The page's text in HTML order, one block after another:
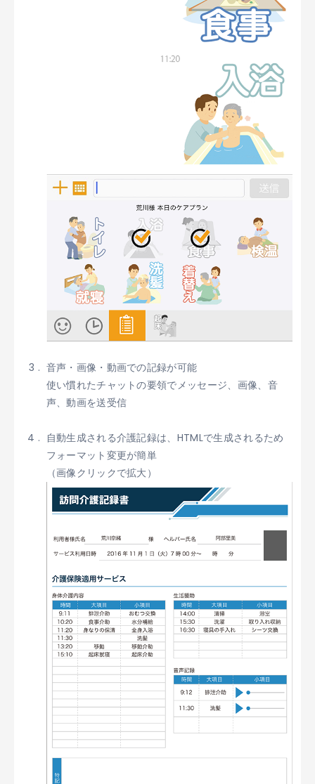
音声・画像・動画での記録が可能
使い慣れたチャットの要領でメッセージ、画像、音
声、動画を送受信
自動生成される介護記録は、HTMLで生成されるため
フォーマット変更が簡単
（画像クリックで拡大）